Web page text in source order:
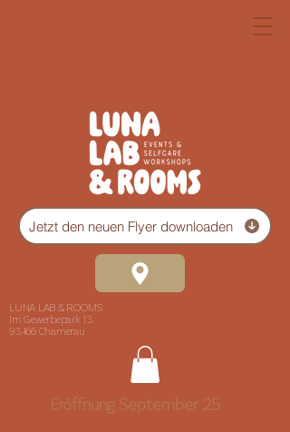
Eröffnung September 25
LUNA LAB & ROOMS
Im Gewerbepark 13
93466 Chamerau
Jetzt den neuen Flyer downloaden